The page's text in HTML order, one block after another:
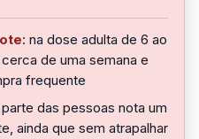
: na dose adulta de 6 ao
de uma semana e
frequente
parte das pessoas nota um
ainda que sem atrapalhar